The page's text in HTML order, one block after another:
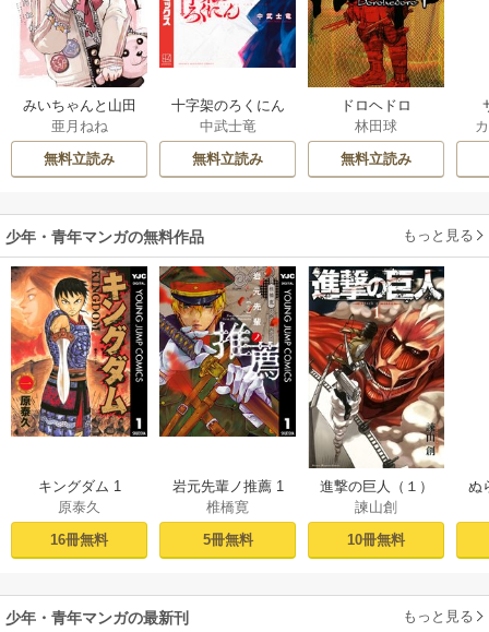
みいちゃんと山田
さん
亜月ねね
無料立読み
十字架のろくにん
中武士竜
無料立読み
ドロヘドロ
林田球
無料立読み
少年・青年マンガの無料作品 もっと見る
キングダム 1
原泰久
16冊無料
岩元先輩ノ推薦 1
椎橋寛
5冊無料
進撃の巨人（１）
諫山創
10冊無料
ぬ
少年・青年マンガの最新刊 もっと見る